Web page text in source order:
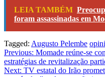
Share
LEIA TAMBÉM
foram assassinadas em
Tagged: Augusto Pelembe
Navegação
de
Previous: Momade reúne-se
estratégias de revitalização
Next: TV estatal do Irão